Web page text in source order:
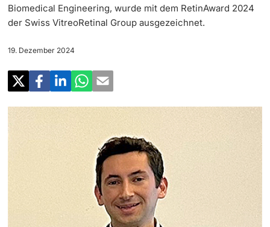
Fördernde & Alumni
weitere Informationen
Universität in den Medien
Social Media
‡ ‡ ‡ ‡ ‡ ‡ ‡ ‡ ‡ ‡ ‡ ‡
UNI NOVA
‡ ‡ ‡ ‡ ‡ ‡ ‡ ‡
Service für Medien
‡ ‡ ‡ ‡ ‡ ‡ ‡ ‡ ‡ ‡ ‡ ‡ ‡ ‡ ‡ ‡ ‡ ‡ ‡ ‡ ‡ ‡ ‡ ‡ ‡ ‡ ‡ ‡ ‡ ‡ ‡ ‡
Lehre
‡ ‡ ‡ ‡ ‡ ‡ ‡ ‡ ‡ ‡ ‡ ‡ ‡ ‡ ‡ ‡ ‡ ‡ ‡ ‡ ‡ ‡ ‡ ‡
Weiterbildung
‡ ‡ ‡ ‡ ‡ ‡ ‡ ‡ ‡ ‡ ‡ ‡ ‡ ‡ ‡ ‡ ‡ ‡ ‡ ‡ ‡ ‡ ‡ ‡ ‡ ‡ ‡ ‡ ‡ ‡ ‡ ‡ ‡ ‡ ‡ ‡ ‡ ‡ ‡ ‡ ‡
‡ ‡ ‡ ‡ ‡ ‡ ‡ ‡ ‡ ‡ ‡ ‡ ‡ ‡ ‡ ‡ ‡ ‡ ‡
Universität
Biomedical Engineering, wurde mit dem RetinAward 2024
der Swiss VitreoRetinal Group ausgezeichnet.
19. Dezember 2024